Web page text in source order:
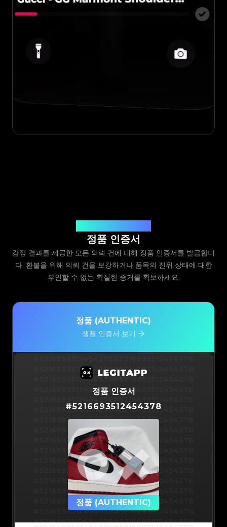
정품 인증서
감정 결과를 제공한 모든 의뢰 건에 대해 정품 인증서를 발급합니
다. 환불을 위해 의뢰 건을 보강하거나 품목의 진위 상태에 대한
부인할 수 없는 확실한 증거를 확보하세요.
정품 (AUTHENTIC)
샘플 인증서 보기
#5216693512454378#5216693512454378
#5216693512454378#5216693512454378
#5216693512454378#5216693512454378
#5216693512454378#5216693512454378
#5216693512454378#5216693512454378
#5216693512454378#5216693512454378
#5216693512454378
#5216693512454378
#5216693512454378#5216693512454378
#5216693512454378#5216693512454378
#5216693512454378#5216693512454378
#5216693512454378
#5216693512454378
#5216693512454378#5216693512454378
#5216693512454378#5216693512454378
#5216693512454378#5216693512454378
#5216693512454378#5216693512454378
정품 인증서
#5216693512454378
정품 (AUTHENTIC)